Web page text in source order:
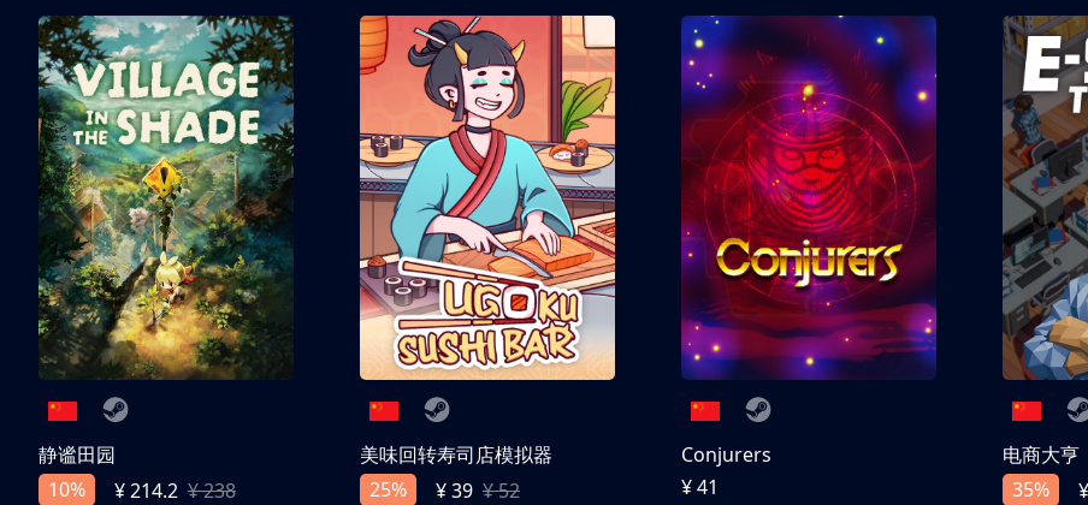
静谧田园
10%
¥ 214.2 ¥ 238
美味回转寿司店模拟器
25%
¥ 39 ¥ 52
Conjurers
¥ 41
电商大亨
35%